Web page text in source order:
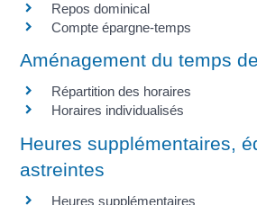
Repos dominical
Compte épargne-temps
Aménagement du temps
Répartition des horaires
Horaires individualisés
Heures supplémentaires,
astreintes
Heures supplémentaires